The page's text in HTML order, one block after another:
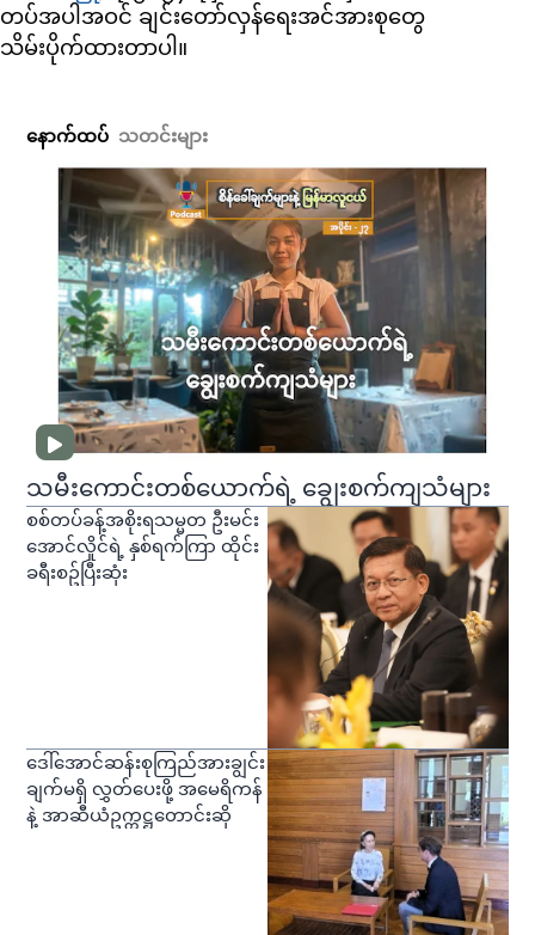
တပ်အပါအဝင် ချင်းတော်လှန်ရေးအင်အားစုတွေ
သိမ်းပိုက်ထားတာပါ။
နောက်ထပ် သတင်းများ
သမီးကောင်းတစ်ယောက်ရဲ့ ချွေးစက်ကျသံများ
စစ်တပ်ခန့်အစိုးရသမ္မတ ဦးမင်း
အောင်လှိုင်ရဲ့ နှစ်ရက်ကြာ ထိုင်း
ခရီးစဥ်ပြီးဆုံး
ဒေါ်အောင်ဆန်းစုကြည်အားချွင်း
ချက်မရှိ လွှတ်ပေးဖို့ အမေရိကန်
နဲ့ အာဆီယံဥက္ကဋ္ဌတောင်းဆို